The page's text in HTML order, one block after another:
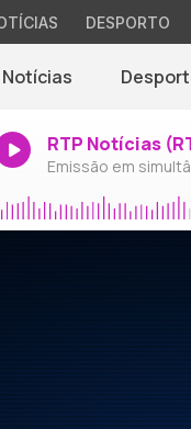
DESPORTO
Notícias
RTP Notícias
Emissão em